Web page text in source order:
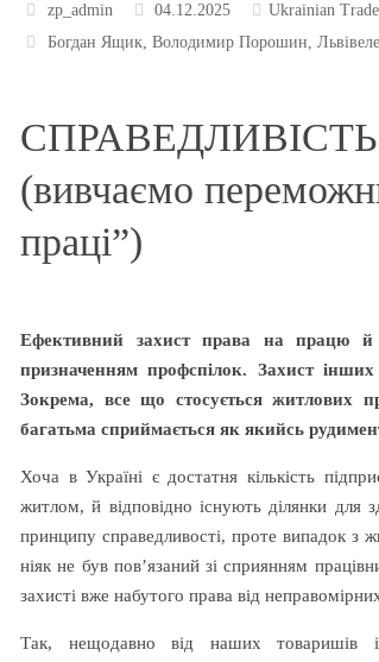
zp_admin 04.12.2025 Ukrainian
Богдан Ящик,Володимир Порошин,
(вивчаємо
праці”)
Ефективний захист права на працю й
призначенням профспілок. Захист
Зокрема, все що стосується житлових
багатьма сприймається як якийсь
Хоча в Україні є достатня кількість
житлом, й відповідно існують ділянки для
принципу справедливості, проте випадок з
ніяк не був пов’язаний зі сприянням
захисті вже набутого права від
Так, нещодавно від наших товаришів